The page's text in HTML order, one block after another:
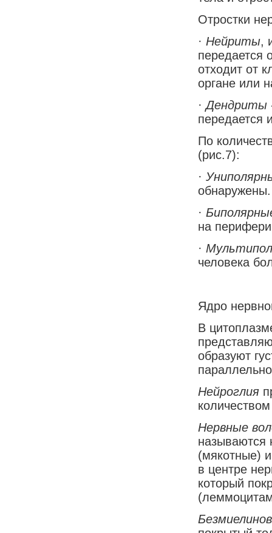
Отростки
· Нейриты,
передается
отходит от
органе или
·Дендриты
передается
По
(рис.7):
·
обнаружены.
·
на
·
человека
Ядро
В
образуют
Нейроглия
Нервные
называются
(мякотные)
в центре
который